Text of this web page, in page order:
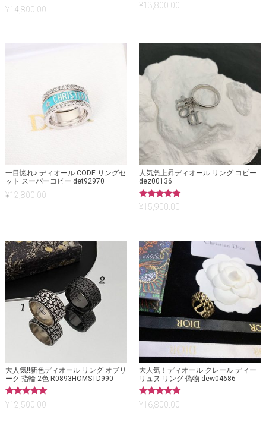
5段階中
5.00
¥14,800.00 ¥13,800.00
一目惚れ♪ ディオール CODE リングセ
ット スーパーコピー det92970
¥12,800.00
人気急上昇ディオール リング コピー
dez00136
5段階中
5.00
¥15,900.00
大人気!!新色ディオール リング オブリ
ーク 指輪 2色 R0893HOMSTD990
5段階中
5.00
¥12,500.00
大人気！ディオール クレール ディー
リュヌ リング 偽物 dew04686
5段階中
5.00
¥16,800.00